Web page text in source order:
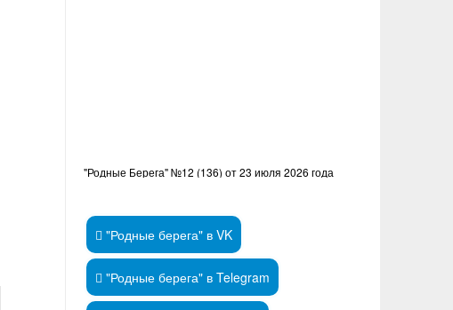
"Родные Берега" №12 (136) от 23 июля 2026 года
"Родные берега" в VK
"Родные берега" в Telegram